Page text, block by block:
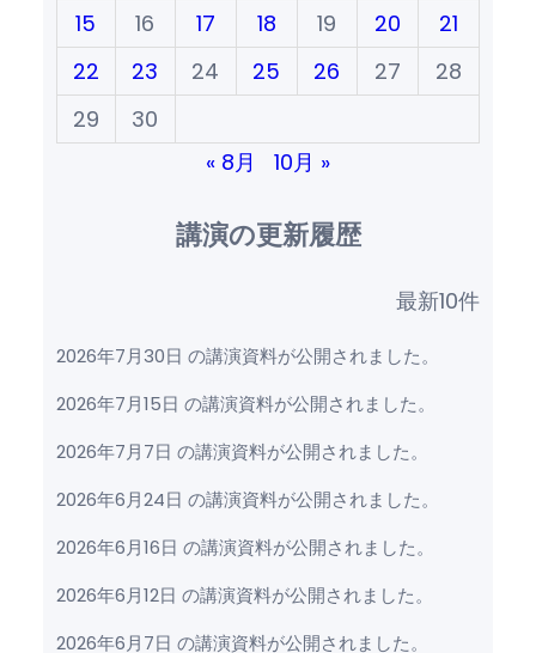
15
16 17 18 19 20
21
22
23 24 25 26 27
28
29
30
« 8月
10月 »
講演の更新履歴
最新10件
2026年7月30日 の講演資料が公開されました。
2026年7月15日 の講演資料が公開されました。
2026年7月7日 の講演資料が公開されました。
2026年6月24日 の講演資料が公開されました。
2026年6月16日 の講演資料が公開されました。
2026年6月12日 の講演資料が公開されました。
2026年6月7日 の講演資料が公開されました。